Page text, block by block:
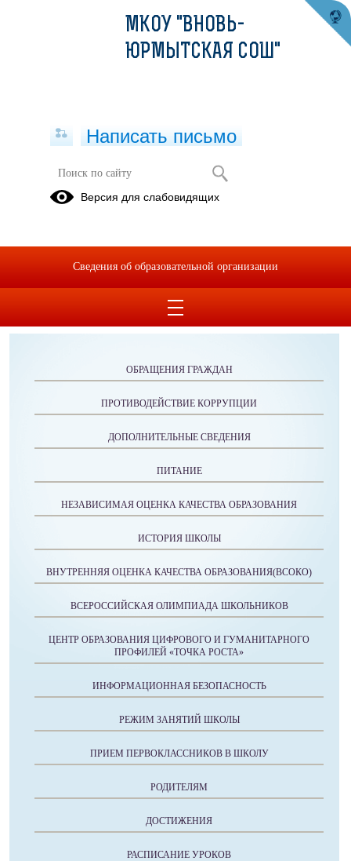
Школьный хор
ОБРАЩЕНИЯ ГРАЖДАН
ПРОТИВОДЕЙСТВИЕ КОРРУПЦИИ
ДОПОЛНИТЕЛЬНЫЕ СВЕДЕНИЯ
ПИТАНИЕ
НЕЗАВИСИМАЯ ОЦЕНКА КАЧЕСТВА ОБРАЗОВАНИЯ
ИСТОРИЯ ШКОЛЫ
ВНУТРЕННЯЯ ОЦЕНКА КАЧЕСТВА ОБРАЗОВАНИЯ(ВСОКО)
ВСЕРОССИЙСКАЯ ОЛИМПИАДА ШКОЛЬНИКОВ
ЦЕНТР ОБРАЗОВАНИЯ ЦИФРОВОГО И ГУМАНИТАРНОГО
ПРОФИЛЕЙ «ТОЧКА РОСТА»
ИНФОРМАЦИОННАЯ БЕЗОПАСНОСТЬ
РЕЖИМ ЗАНЯТИЙ ШКОЛЫ
ПРИЕМ ПЕРВОКЛАССНИКОВ В ШКОЛУ
РОДИТЕЛЯМ
ДОСТИЖЕНИЯ
РАСПИСАНИЕ УРОКОВ
МКОУ "ВНОВЬ-
ЮРМЫТСКАЯ СОШ"
Написать письмо
Версия для слабовидящих
Сведения об образовательной организации